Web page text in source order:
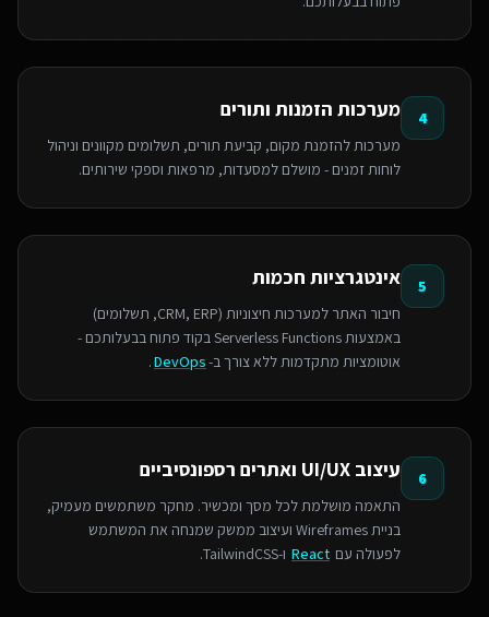
4 מערכות הזמנות ותורים
מערכות להזמנת מקום, קביעת תורים, תשלומים מקוונים וניהול
לוחות זמנים - מושלם למסעדות, מרפאות וספקי שירותים.
5 אינטגרציות חכמות
חיבור האתר למערכות חיצוניות (CRM, ERP, תשלומים)
באמצעות Serverless Functions בקוד פתוח בבעלותכם -
אוטומציות מתקדמות ללא צורך ב-DevOps
.
6 עיצוב UI/UX ואתרים רספונסיביים
התאמה מושלמת לכל מסך ומכשיר. מחקר משתמשים מעמיק,
בניית Wireframes ועיצוב ממשק שמנחה את המשתמש
לפעולה עם React ו-TailwindCSS.